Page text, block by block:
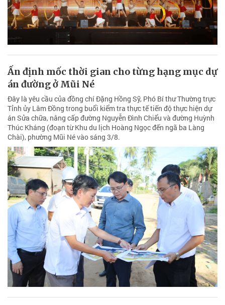
Ấn định mốc thời gian cho từng hạng mục dự
án đường ở Mũi Né
Đây là yêu cầu của đồng chí Đặng Hồng Sỹ, Phó Bí thư Thường trực
Tỉnh ủy Lâm Đồng trong buổi kiểm tra thực tế tiến độ thực hiện dự
án Sửa chữa, nâng cấp đường Nguyễn Đình Chiểu và đường Huỳnh
Thúc Kháng (đoạn từ Khu du lịch Hoàng Ngọc đến ngã ba Làng
Chài), phường Mũi Né vào sáng 3/8.